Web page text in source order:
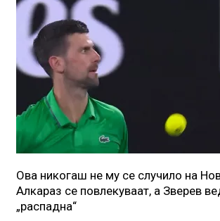
Ова никогаш не му се случило на
Алкараз се повлекуваат, а Зверев
„распадна“